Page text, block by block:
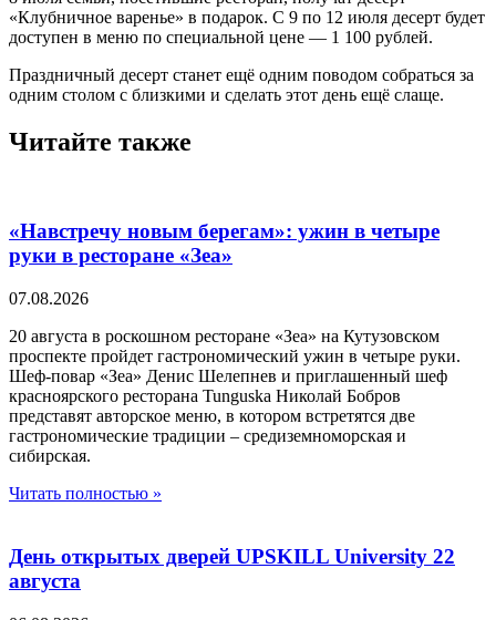
«Клубничное варенье» в подарок. С 9 по 12 июля десерт будет
доступен в меню по специальной цене — 1 100 рублей.
Праздничный десерт станет ещё одним поводом собраться за
одним столом с близкими и сделать этот день ещё слаще.
Читайте также
«Навстречу новым берегам»: ужин в четыре
руки в ресторане «Зеа»
07.08.2026
20 августа в роскошном ресторане «Зеа» на Кутузовском
проспекте пройдет гастрономический ужин в четыре руки.
Шеф-повар «Зеа» Денис Шелепнев и приглашенный шеф
красноярского ресторана Tunguska Николай Бобров
представят авторское меню, в котором встретятся две
гастрономические традиции – средиземноморская и
сибирская.
Читать полностью »
День открытых дверей UPSKILL University 22
августа